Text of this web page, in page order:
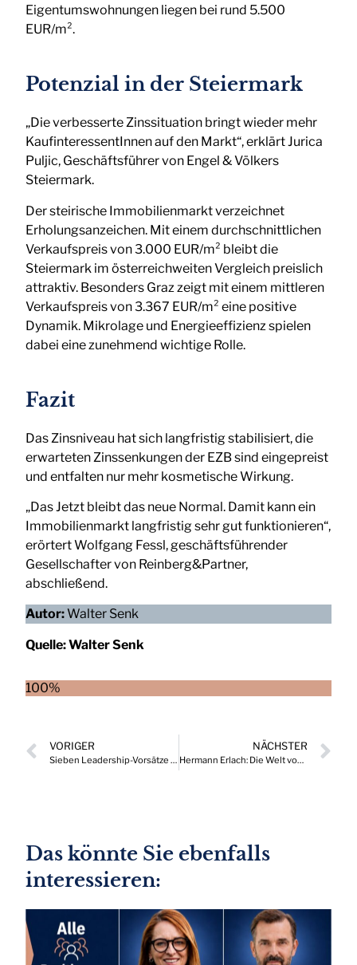
Eigentumswohnungen liegen bei rund 5.500
EUR/m².
Potenzial in der Steiermark
„Die verbesserte Zinssituation bringt wieder mehr
KaufinteressentInnen auf den Markt“, erklärt Jurica
Puljic, Geschäftsführer von Engel & Völkers
Steiermark.
Der steirische Immobilienmarkt verzeichnet
Erholungsanzeichen. Mit einem durchschnittlichen
Verkaufspreis von 3.000 EUR/m² bleibt die
Steiermark im österreichweiten Vergleich preislich
attraktiv. Besonders Graz zeigt mit einem mittleren
Verkaufspreis von 3.367 EUR/m² eine positive
Dynamik. Mikrolage und Energieeffizienz spielen
dabei eine zunehmend wichtige Rolle.
Fazit
Das Zinsniveau hat sich langfristig stabilisiert, die
erwarteten Zinssenkungen der EZB sind eingepreist
und entfalten nur mehr kosmetische Wirkung.
„Das Jetzt bleibt das neue Normal. Damit kann ein
Immobilienmarkt langfristig sehr gut funktionieren“,
erörtert Wolfgang Fessl, geschäftsführender
Gesellschafter von Reinberg&Partner,
abschließend.
Autor:Walter Senk
Quelle:Walter Senk
100%
VORIGER
Sieben Leadership-Vorsätze für das Jahr 2025
NÄCHSTER
Hermann Erlach: Die Welt von heute ist eine andere als noch vor fünf Jahren
Das könnte Sie ebenfalls
interessieren: